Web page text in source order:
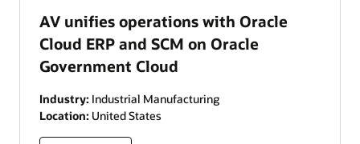
AV unifies operations with Oracle
Cloud ERP and SCM on Oracle
Government Cloud
Industry: Industrial Manufacturing
Location: United States